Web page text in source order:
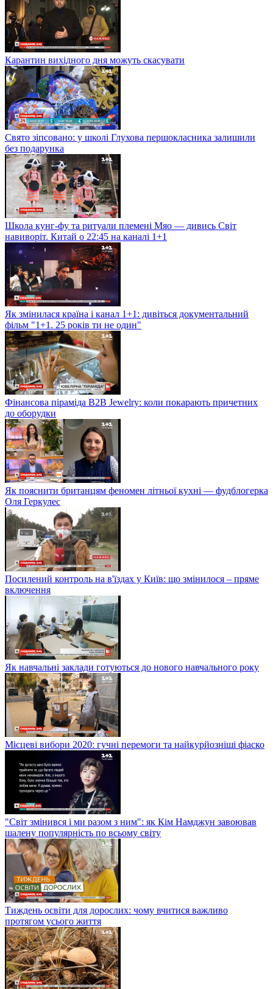
Карантин вихідного дня можуть скасувати
Свято зіпсовано: у школі Глухова першокласника залишили
без подарунка
Школа кунг-фу та ритуали племені Мяо — дивись Світ
навиворіт. Китай о 22:45 на каналі 1+1
Як змінилася країна і канал 1+1: дивіться документальний
фільм "1+1. 25 років ти не один"
Фінансова піраміда B2B Jewelry: коли покарають причетних
до оборудки
Як пояснити британцям феномен літньої кухні — фудблогерка
Оля Геркулес
Посилений контроль на в'їздах у Київ: що змінилося – пряме
включення
Як навчальні заклади готуються до нового навчального року
Місцеві вибори 2020: гучні перемоги та найкурйозніші фіаско
"Світ змінився і ми разом з ним": як Кім Намджун завоював
шалену популярність по всьому світу
Тиждень освіти для дорослих: чому вчитися важливо
протягом усього життя